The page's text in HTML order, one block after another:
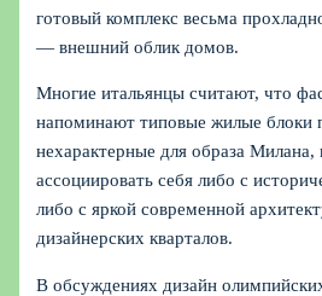
готовый комплекс весьма
— внешний облик домов.
Многие итальянцы считают, что
напоминают типовые жилые блоки
нехарактерные для образа
ассоциировать себя либо с
либо с яркой современной
дизайнерских кварталов.
В обсуждениях дизайн